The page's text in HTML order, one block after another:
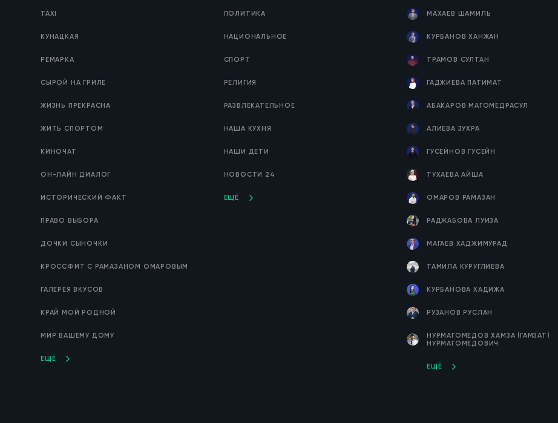
TAXI
КУНАЦКАЯ
РЕМАРКА
СЫРОЙ НА ГРИЛЕ
ЖИЗНЬ ПРЕКРАСНА
ЖИТЬ СПОРТОМ
КИНОЧАТ
ОН-ЛАЙН ДИАЛОГ
ИСТОРИЧЕСКИЙ ФАКТ
ПРАВО ВЫБОРА
ДОЧКИ СЫНОЧКИ
КРОССФИТ С РАМАЗАНОМ ОМАРОВЫМ
ГАЛЕРЕЯ ВКУСОВ
КРАЙ МОЙ РОДНОЙ
МИР ВАШЕМУ ДОМУ
ЕЩЁ
ПОЛИТИКА
НАЦИОНАЛЬНОЕ
СПОРТ
РЕЛИГИЯ
РАЗВЛЕКАТЕЛЬНОЕ
НАША КУХНЯ
НАШИ ДЕТИ
НОВОСТИ 24
ЕЩЁ
МАХАЕВ ШАМИЛЬ
КУРБАНОВ ХАНЖАН
ТРАМОВ СУЛТАН
ГАДЖИЕВА ПАТИМАТ
АБАКАРОВ МАГОМЕДРАСУЛ
АЛИЕВА ЗУХРА
ГУСЕЙНОВ ГУСЕЙН
ТУХАЕВА АЙША
ОМАРОВ РАМАЗАН
РАДЖАБОВА ЛУИЗА
МАГАЕВ ХАДЖИМУРАД
ТАМИЛА КУРУГЛИЕВА
КУРБАНОВА ХАДИЖА
РУЗАНОВ РУСЛАН
НУРМАГОМЕДОВ ХАМЗА (ГАМЗАТ)
НУРМАГОМЕДОВИЧ
ЕЩЁ